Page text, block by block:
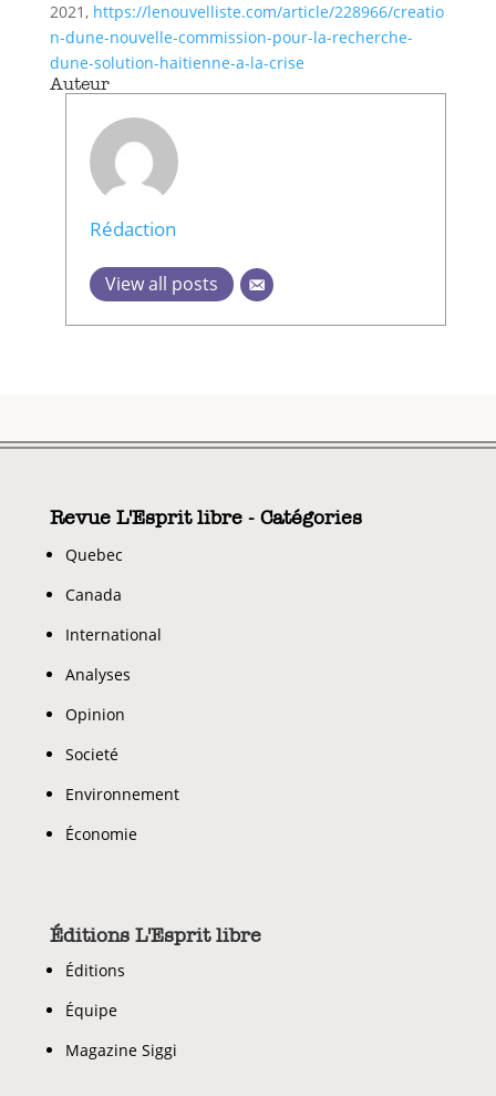
2021, https://lenouvelliste.com/article/228966/creatio
n-dune-nouvelle-commission-pour-la-recherche-
dune-solution-haitienne-a-la-crise
Auteur
Rédaction
View all posts
Revue L'Esprit libre - Catégories
Quebec
Canada
International
Analyses
Opinion
Societé
Environnement
Économie
Éditions L'Esprit libre
Éditions
Équipe
Magazine Siggi